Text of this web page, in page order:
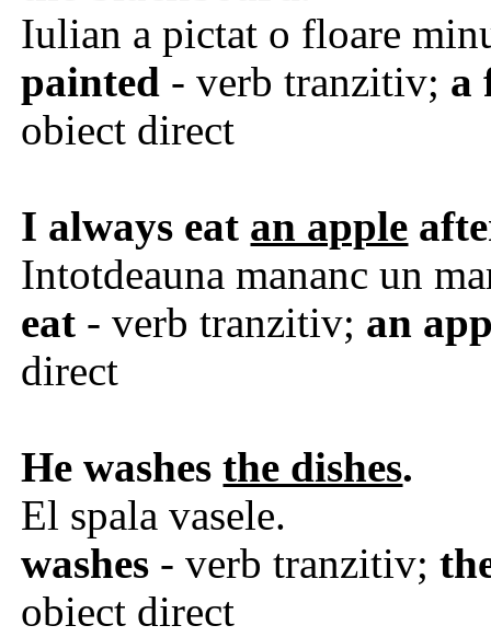
Iulian a pictat o floare
painted - verb tranzitiv; a
obiect direct
I always eat an apple
Intotdeauna mananc un
eat - verb tranzitiv; an
direct
Hewashes the dishes.
El spala vasele.
washes - verb tranzitiv;
obiect direct